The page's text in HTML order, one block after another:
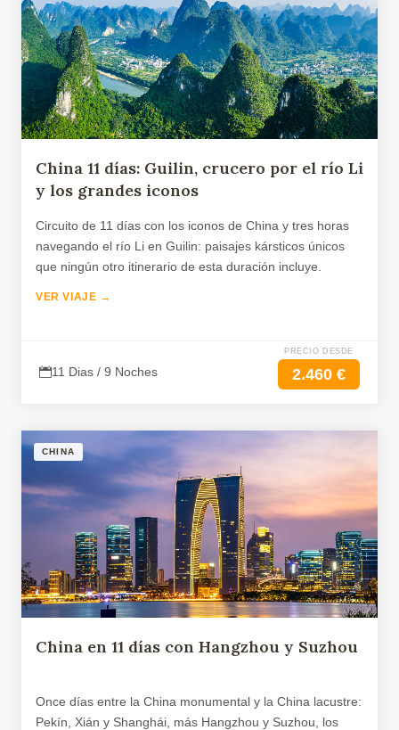
China 11 días: Guilin, crucero por el río Li
y los grandes iconos
Circuito de 11 días con los iconos de China y tres horas
navegando el río Li en Guilin: paisajes kársticos únicos
que ningún otro itinerario de esta duración incluye.
VER VIAJE →
11 Dias / 9 Noches
PRECIO DESDE
2.460 €
CHINA
China en 11 días con Hangzhou y Suzhou
Once días entre la China monumental y la China lacustre:
Pekín, Xián y Shanghái, más Hangzhou y Suzhou, los